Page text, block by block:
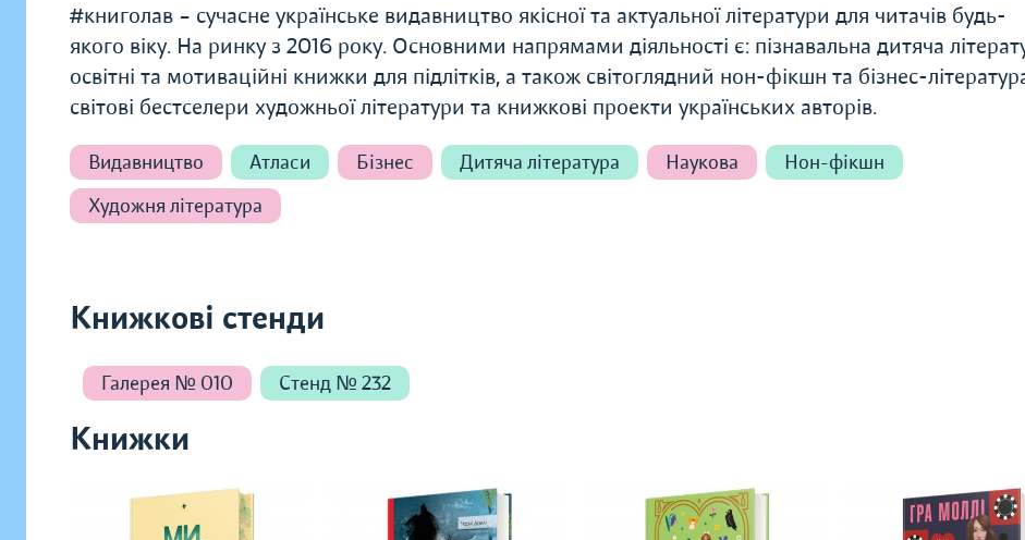
#книголав – сучасне українське видавництво якісної та актуальної літератури для читачів будь-
якого віку. На ринку з 2016 року. Основними напрямами діяльності є: пізнавальна дитяча
освітні та мотиваційні книжки для підлітків, а також світоглядний нон-фікшн та бізнес-
світові бестселери художньої літератури та книжкові проекти українських авторів.
Видавництво Атласи Бізнес Дитяча література Наукова
Нон-фікшн
Художня література
Книжкові стенди
Галерея № 010 Стенд № 232
Книжки